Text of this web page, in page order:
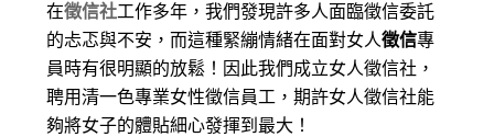
在徵信社工作多年，我們發現許多人面臨徵信委託
的忐忑與不安，而這種緊繃情緒在面對女人徵信專
員時有很明顯的放鬆！因此我們成立女人徵信社，
聘用清一色專業女性徵信員工，期許女人徵信社能
夠將女子的體貼細心發揮到最大 ！